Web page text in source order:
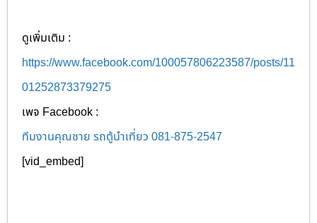
ดูเพิ่มเติม :
https://www.facebook.com/100057806223587/posts/11
01252873379275
เพจ Facebook :
ทีมงานคุณชาย รถตู้นำเที่ยว 081-875-2547
[vid_embed]